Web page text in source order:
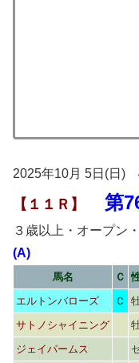
2025年10月 5日(日)
【１１Ｒ】 第
３歳以上・オープン
(A)
馬名 Ｃ
エルトンバローズ
Ｃ
サトノシャイニング
ジェイパームス